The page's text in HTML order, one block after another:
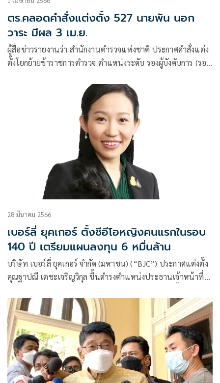
ตร.คลอดคำสั่งแต่งตั้ง 527 นายพัน นอก
วาระ มีผล 3 เม.ย.
ผู้สื่อข่าวรายงานว่า สำนักงานตำรวจแห่งชาติ ประกาศคำสั่งแต่ง
ตั้งโยกย้ายข้าราชการตำรวจ ตำแหน่งระดับ รองผู้บังคับการ (รอง
28 มีนาคม 2566
เบอร์ลี่ ยุคเกอร์ ตั้งซีอีโอหญิงคนแรกในรอบ
140 ปี เตรียมแผนลงทุน 6 หมื่นล้าน
บริษัท เบอร์ลี่ ยุคเกอร์ จำกัด (มหาชน) (“BJC”) ประกาศแต่งตั้ง
คุณฐาปณี เตชะเจริญวิกุล ขึ้นดำรงตำแหน่งประธานเจ้าหน้าที่
ตำแหน่งครั้งนี้ของ คุณฐาปณี นับเป็นการแต่งตั้งผู้บริหารหญิง
คนแรกที่ขึ้นดำรงตำแหน่งสูงสุดของ BJC ในรอบ 140 ปี